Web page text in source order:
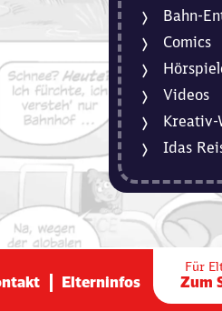
Bahn-
Comics
Videos
Kreativ-
Idas
Elterninfos
Für
Zum